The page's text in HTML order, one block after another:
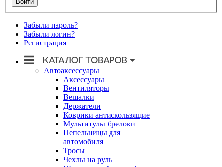
Забыли пароль?
Забыли логин?
Регистрация
Автоаксессуары
Аксессуары
Вентиляторы
Вешалки
Держатели
Коврики антискользящие
Мультитулы-брелоки
Пепельницы для
автомобиля
Тросы
Чехлы на руль